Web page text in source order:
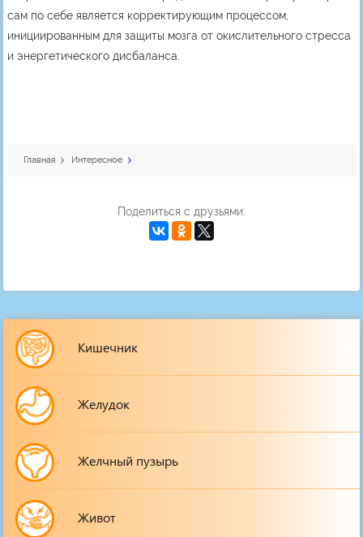
сам по себе является корректирующим процессом,
инициированным для защиты мозга от окислительного стресса
и энергетического дисбаланса.
Главная Интересное
Поделиться с друзьями:
Кишечник
Желудок
Желчный пузырь
Живот